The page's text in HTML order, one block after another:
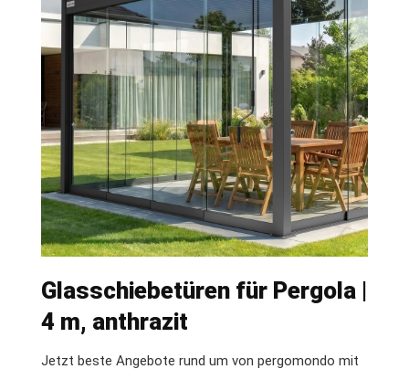
Glasschiebetüren für Pergola |
4 m, anthrazit
Jetzt beste Angebote rund um von pergomondo mit